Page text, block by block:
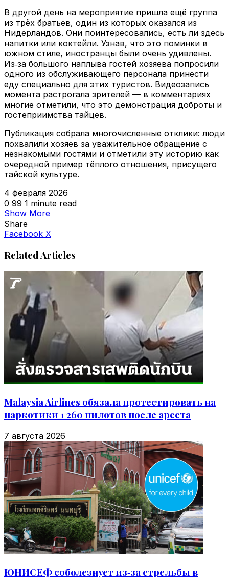
В другой день на мероприятие пришла ещё группа
из трёх братьев, один из которых оказался из
Нидерландов. Они поинтересовались, есть ли здесь
напитки или коктейли. Узнав, что это поминки в
южном стиле, иностранцы были очень удивлены.
Из‑за большого наплыва гостей хозяева попросили
одного из обслуживающего персонала принести
еду специально для этих туристов. Видеозапись
момента растрогала зрителей — в комментариях
многие отметили, что это демонстрация доброты и
гостеприимства тайцев.
Публикация собрала многочисленные отклики: люди
похвалили хозяев за уважительное обращение с
незнакомыми гостями и отметили эту историю как
очередной пример тёплого отношения, присущего
тайской культуре.
4 февраля 2026
0 99 1 minute read
Show More
Share
Facebook X
Related Articles
Malaysia Airlines обязала протестировать на
наркотики 1 260 пилотов после ареста
7 августа 2026
ЮНИСЕФ соболезнует из‑за стрельбы в